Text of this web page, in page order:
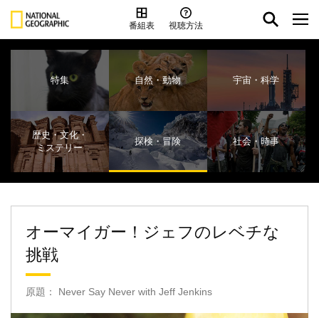
番組表 視聴方法
特集 自然・動物 宇宙・科学
歴史・文化・
ミステリー
探検・冒険 社会・時事
オーマイガー！ジェフのレベチな
挑戦
原題： Never Say Never with Jeff Jenkins